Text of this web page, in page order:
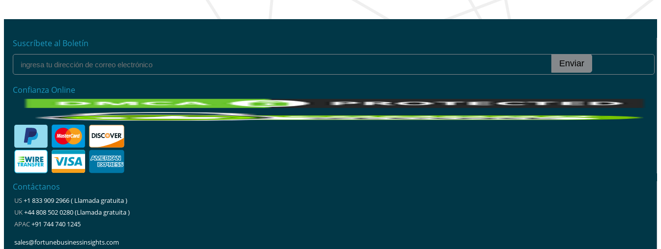
Suscríbete al Boletín
Enviar
Confianza Online
Contáctanos
US+1 833 909 2966 ( Llamada gratuita )
UK+44 808 502 0280 (Llamada gratuita )
APAC+91 744 740 1245
sales@fortunebusinessinsights.com